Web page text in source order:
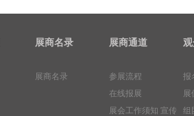
展商名录
展商名录
展商通道
参展流程
在线报展
展会工作须知 宣传
报
展
组